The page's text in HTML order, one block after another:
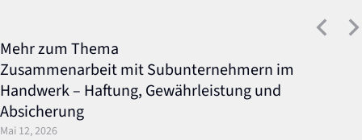
Mehr zum Thema
Zusammenarbeit mit Subunternehmern im
Handwerk – Haftung, Gewährleistung und
Absicherung
Mai 12, 2026